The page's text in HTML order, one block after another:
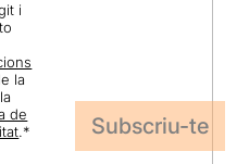
i
la
de
.*